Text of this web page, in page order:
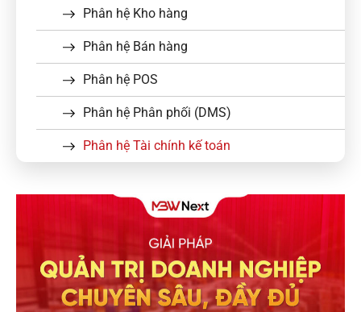
Phân hệ Kho hàng
Phân hệ Bán hàng
Phân hệ POS
Phân hệ Phân phối (DMS)
Phân hệ Tài chính kế toán